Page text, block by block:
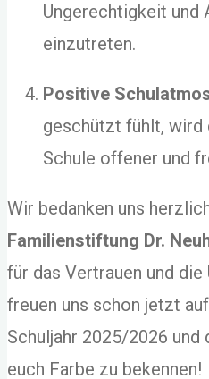
Ungerechtigkeit und
einzutreten.
Positive
geschützt fühlt, wird
Schule offener und
Wir bedanken uns
Familienstiftung Dr.
für das Vertrauen und
freuen uns schon jetzt
Schuljahr 2025/2026 und
euch Farbe zu bekennen!